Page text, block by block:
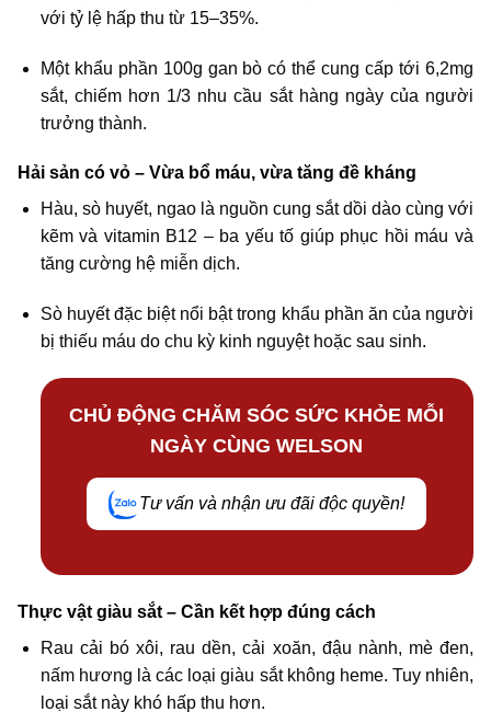
với tỷ lệ hấp thu từ 15–35%.
Một khẩu phần 100g gan bò có thể cung cấp tới 6,2mg
sắt, chiếm hơn 1/3 nhu cầu sắt hàng ngày của người
trưởng thành.
Hải sản có vỏ – Vừa bổ máu, vừa tăng đề kháng
Hàu, sò huyết, ngao là nguồn cung sắt dồi dào cùng với
kẽm và vitamin B12 – ba yếu tố giúp phục hồi máu và
tăng cường hệ miễn dịch.
Sò huyết đặc biệt nổi bật trong khẩu phần ăn của người
bị thiếu máu do chu kỳ kinh nguyệt hoặc sau sinh.
CHỦ ĐỘNG CHĂM SÓC SỨC KHỎE MỖI
NGÀY CÙNG WELSON
Tư vấn và nhận ưu đãi độc quyền!
Thực vật giàu sắt – Cần kết hợp đúng cách
Rau cải bó xôi, rau dền, cải xoăn, đậu nành, mè đen,
nấm hương là các loại giàu sắt không heme. Tuy nhiên,
loại sắt này khó hấp thu hơn.